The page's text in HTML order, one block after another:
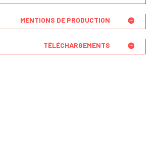
MENTIONS DE PRODUCTION
TÉLÉCHARGEMENTS